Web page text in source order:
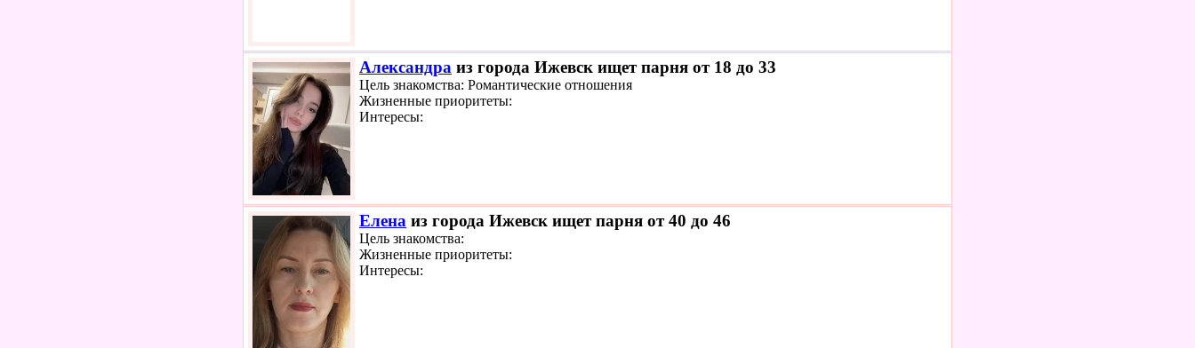
Александра из города Ижевск ищет парня от 18 до 33
Цель знакомства: Романтические отношения
Жизненные приоритеты:
Интересы:
Елена из города Ижевск ищет парня от 40 до 46
Цель знакомства:
Жизненные приоритеты:
Интересы: